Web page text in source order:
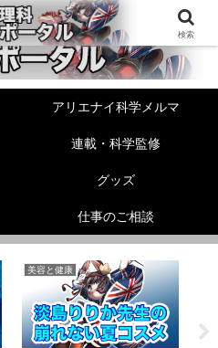
アリエナイ科学メルマ
連載・科学監修
グッズ
仕事のご相談
美容と健康
検索